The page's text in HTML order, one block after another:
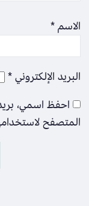
الاسم*
البريد الإلكتروني*
احفظ اسمي،
المتصفح